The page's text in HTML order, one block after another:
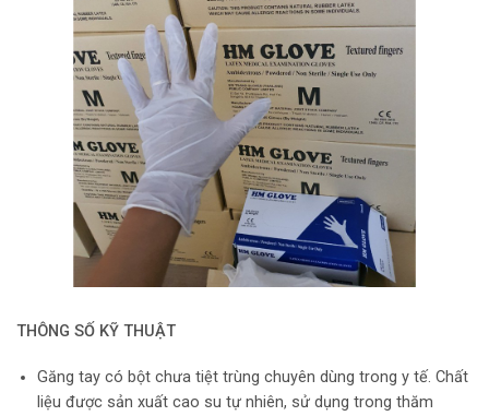
THÔNG SỐ KỸ THUẬT
Găng tay có bột chưa tiệt trùng chuyên dùng trong y tế. Chất
liệu được sản xuất cao su tự nhiên, sử dụng trong thăm